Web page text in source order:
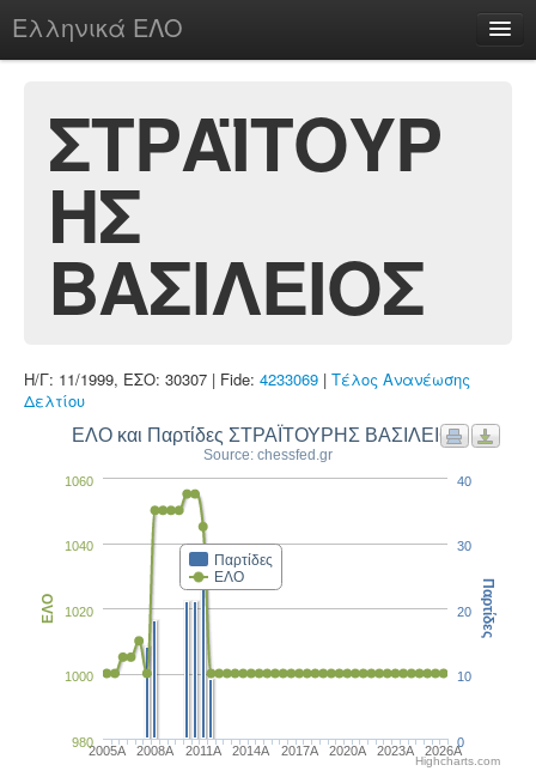
Ελληνικά ΕΛΟ
chesstu.be @ discord
Login
ΣΤΡΑΪΤΟΥΡ
ΗΣ
ΒΑΣΙΛΕΙΟΣ
Η/Γ: 11/1999, ΕΣΟ: 30307 | Fide: 4233069 | Τέλος Ανανέωσης
Δελτίου
ΕΛΟ και Παρτίδες ΣΤΡΑΪΤΟΥΡΗΣ ΒΑΣΙΛΕΙΟΣ
Source: chessfed.gr
Παρτίδες
ΕΛΟ
2005A 2008A 2011A 2014A 2017A 2020A 2023Α 2026A
980
1000
1020
1040
1060
ΕΛΟ
0
10
20
30
40
Παρτίδες
Highcharts.com